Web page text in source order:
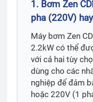
1. Bơm Zen
pha (220V)
Máy bơm Zen
2.2kW có thể
với cả hai tùy
dùng cho các
nghiệp để đảm
hoặc 220V (1